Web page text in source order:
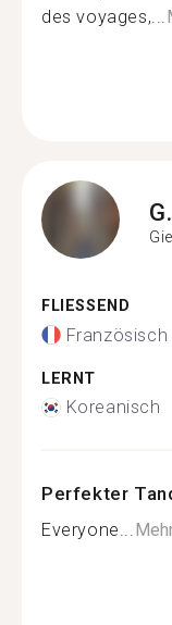
des voyages,...
G.
FLIESSEND
Französisch
LERNT
Koreanisch
Perfekter
Everyone...